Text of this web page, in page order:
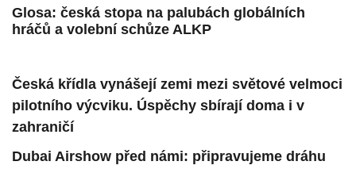
Glosa: česká stopa na palubách globálních
hráčů a volební schůze ALKP
Česká křídla vynášejí zemi mezi světové velmoci
pilotního výcviku. Úspěchy sbírají doma i v
zahraničí
Dubai Airshow před námi: připravujeme dráhu